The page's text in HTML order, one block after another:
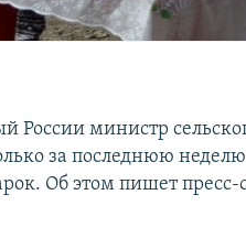
России министр
за последнюю
Об этом пишет пресс-